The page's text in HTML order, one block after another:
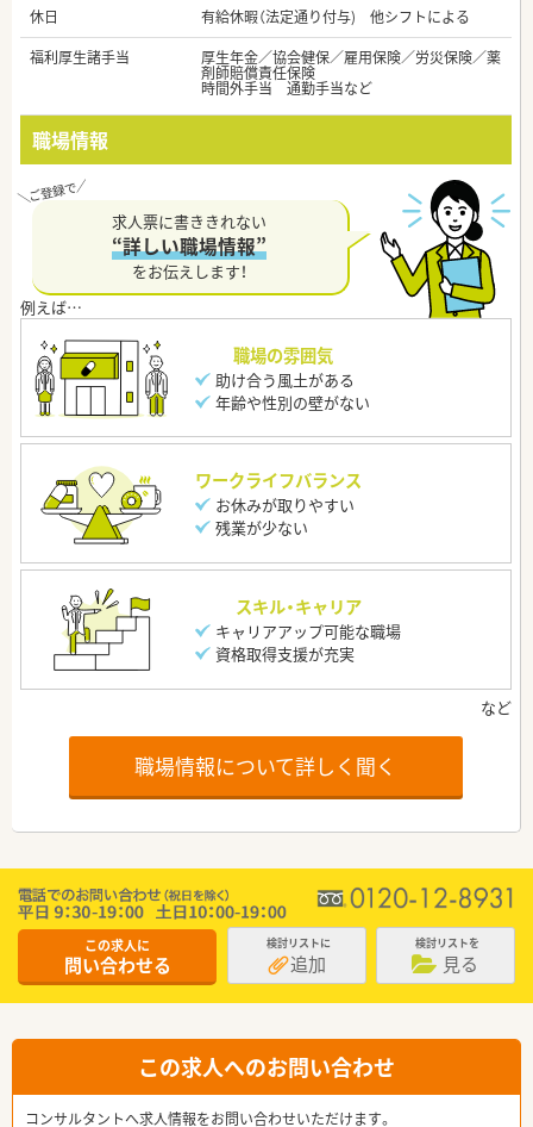
休日
有給休暇（法定通り付与) 他シフトによる
福利厚生諸手当
厚生年金／協会健保／雇用保険／労災保険／薬
剤師賠償責任保険
時間外手当 通勤手当など
職場情報
求人票に書ききれない
“詳しい職場情報”
をお伝えします！
職場の雰囲気
助け合う風土がある
年齢や性別の壁がない
ワークライフバランス
お休みが取りやすい
残業が少ない
スキル・キャリア
キャリアアップ可能な職場
資格取得支援が充実
職場情報について詳しく聞く
この求人に
問い合わせる
検討リストに
追加
検討リストを
見る
この求人へのお問い合わせ
コンサルタントへ求人情報をお問い合わせいただけます。